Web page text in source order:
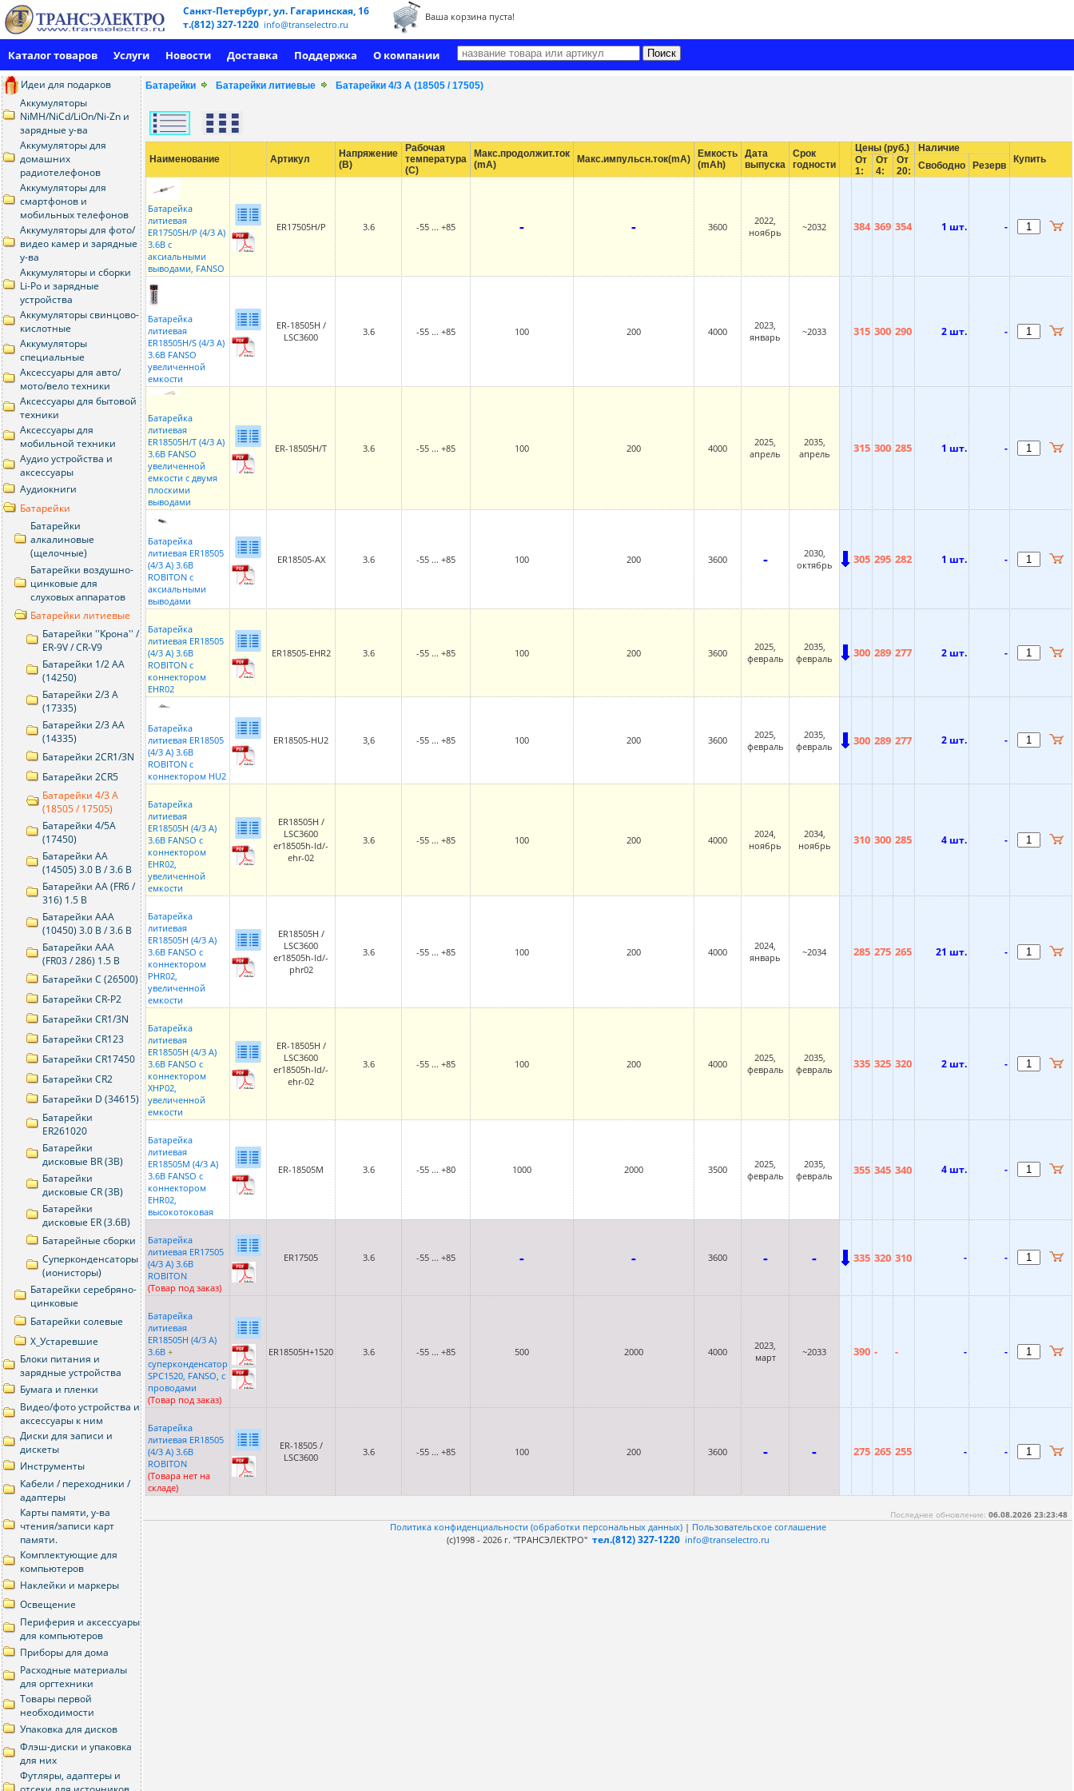
Санкт-Петербург, ул. Гагаринская, 16
т.(812) 327-1220 info@transelectro.ru
Ваша корзина пуста!
Каталог товаров Услуги Новости Доставка Поддержка О компании
Идеи для подарков
Аккумуляторы
NiMH/NiCd/LiOn/Ni-Zn и
зарядные у-ва
Аккумуляторы для
домашних
радиотелефонов
Аккумуляторы для
смартфонов и
мобильных телефонов
Аккумуляторы для фото/
видео камер и зарядные
у-ва
Аккумуляторы и сборки
Li-Po и зарядные
устройства
Аккумуляторы свинцово-
кислотные
Аккумуляторы
специальные
Аксессуары для авто/
мото/вело техники
Аксессуары для бытовой
техники
Аксессуары для
мобильной техники
Аудио устройства и
аксессуары
Аудиокниги
Батарейки
Батарейки
алкалиновые
(щелочные)
Батарейки воздушно-
цинковые для
слуховых аппаратов
Батарейки литиевые
Батарейки ''Крона'' /
ER-9V / CR-V9
Батарейки 1/2 AA
(14250)
Батарейки 2/3 A
(17335)
Батарейки 2/3 AA
(14335)
Батарейки 2CR1/3N
Батарейки 2CR5
Батарейки 4/3 A
(18505 / 17505)
Батарейки 4/5A
(17450)
Батарейки AA
(14505) 3.0 В / 3.6 В
Батарейки AA (FR6 /
316) 1.5 В
Батарейки AAA
(10450) 3.0 В / 3.6 В
Батарейки AAA
(FR03 / 286) 1.5 В
Батарейки C (26500)
Батарейки CR-P2
Батарейки CR1/3N
Батарейки CR123
Батарейки CR17450
Батарейки CR2
Батарейки D (34615)
Батарейки
ER261020
Батарейки
дисковые BR (3В)
Батарейки
дисковые CR (3В)
Батарейки
дисковые ER (3.6В)
Батарейные сборки
Суперконденсаторы
(ионисторы)
Батарейки серебряно-
цинковые
Батарейки солевые
Х_Устаревшие
Блоки питания и
зарядные устройства
Бумага и пленки
Видео/фото устройства и
аксессуары к ним
Диски для записи и
дискеты
Инструменты
Кабели / переходники /
адаптеры
Карты памяти, у-ва
чтения/записи карт
памяти.
Комплектующие для
компьютеров
Наклейки и маркеры
Освещение
Периферия и аксессуары
для компьютеров
Приборы для дома
Расходныe материалы
для оргтехники
Товары первой
необходимости
Упаковка для дисков
Флэш-диски и упаковка
для них
Футляры, адаптеры и
Батарейки Батарейки литиевые Батарейки 4/3 A (18505 / 17505)
Наименование Артикул
Напряжение
(В)
Рабочая
температура
(С)
Макс.продолжит.ток
(mA)
Макс.импульсн.ток(mA)
Емкость
(mAh)
Дата
выпуска
Срок
годности
Цены (руб.)
Наличие
Купить
От
1:
От
4:
От
20:
Свободно Резерв
Батарейка
литиевая
ER17505H/P (4/3 A)
3.6В с
аксиальными
выводами, FANSO
ER17505H/P 3.6 -55 ... +85 - - 3600
2022,
ноябрь
~2032 384 369 354 1 шт. -
Батарейка
литиевая
ER18505H/S (4/3 A)
3.6В FANSO
увеличенной
емкости
ER-18505H /
LSC3600
3.6 -55 ... +85 100 200 4000
2023,
январь
~2033 315 300 290 2 шт. -
Батарейка
литиевая
ER18505H/T (4/3 A)
3.6В FANSO
увеличенной
емкости c двумя
плоскими
выводами
ER-18505H/T 3.6 -55 ... +85 100 200 4000
2025,
апрель
2035,
апрель
315 300 285 1 шт. -
Батарейка
литиевая ER18505
(4/3 A) 3.6В
ROBITON с
аксиальными
выводами
ER18505-AX 3.6 -55 ... +85 100 200 3600 -
2030,
октябрь
305 295 282 1 шт. -
Батарейка
литиевая ER18505
(4/3 A) 3.6В
ROBITON с
коннектором
EHR02
ER18505-EHR2 3.6 -55 ... +85 100 200 3600
2025,
февраль
2035,
февраль
300 289 277 2 шт. -
Батарейка
литиевая ER18505
(4/3 A) 3.6В
ROBITON с
коннектором HU2
ER18505-HU2 3,6 -55 ... +85 100 200 3600
2025,
февраль
2035,
февраль
300 289 277 2 шт. -
Батарейка
литиевая
ER18505H (4/3 A)
3.6В FANSO с
коннектором
EHR02,
увеличенной
емкости
ER18505H /
LSC3600
er18505h-ld/-
ehr-02
3.6 -55 ... +85 100 200 4000
2024,
ноябрь
2034,
ноябрь
310 300 285 4 шт. -
Батарейка
литиевая
ER18505H (4/3 A)
3.6В FANSO с
коннектором
PHR02,
увеличенной
емкости
ER18505H /
LSC3600
er18505h-ld/-
phr02
3.6 -55 ... +85 100 200 4000
2024,
январь
~2034 285 275 265 21 шт. -
Батарейка
литиевая
ER18505H (4/3 A)
3.6В FANSO с
коннектором
XHP02,
увеличенной
емкости
ER-18505H /
LSC3600
er18505h-ld/-
ehr-02
3.6 -55 ... +85 100 200 4000
2025,
февраль
2035,
февраль
335 325 320 2 шт. -
Батарейка
литиевая
ER18505M (4/3 A)
3.6В FANSO с
коннектором
EHR02,
высокотоковая
ER-18505М 3.6 -55 ... +80 1000 2000 3500
2025,
февраль
2035,
февраль
355 345 340 4 шт. -
Батарейка
литиевая ER17505
(4/3 A) 3.6В
ROBITON
(Товар под заказ)
ER17505 3.6 -55 ... +85 - - 3600 - - 335 320 310 - -
Батарейка
литиевая
ER18505H (4/3 A)
3.6В +
суперконденсатор
SPC1520, FANSO, с
проводами
(Товар под заказ)
ER18505H+1520 3.6 -55 ... +85 500 2000 4000
2023,
март
~2033 390 - - - -
Батарейка
литиевая ER18505
(4/3 A) 3.6В
ROBITON
(Товара нет на
складе)
ER-18505 /
LSC3600
3.6 -55 ... +85 100 200 3600 - - 275 265 255 - -
Последнее обновление: 06.08.2026 23:23:48
Политика конфиденциальности (обработки персональных данных) | Пользовательское соглашение
(c)1998 - 2026 г. "ТРАНСЭЛЕКТРО" тел.(812) 327-1220 info@transelectro.ru